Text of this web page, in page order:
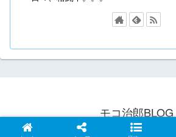
モコ治郎BLOG
© 2021 モコ治郎BLOG.